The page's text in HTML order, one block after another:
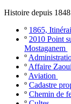
Histoire depuis 1848
º 1865,
º 2010 Point
Mostaganem
º
º Affaire
º Aviation
º Cadastre
º Chemin de